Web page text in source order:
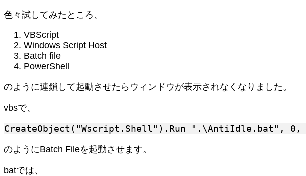
色々試してみたところ、
VBScript
Windows Script Host
Batch file
PowerShell
のように連鎖して起動させたらウィンドウが表示されなくなりました。
vbsで、
CreateObject ( "Wscript.Shell" ). Run ".\AntiIdle.bat" , 0 ,
のようにBatch Fileを起動させます。
batでは、